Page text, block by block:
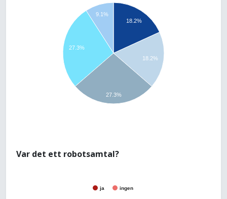
18.2%
18.2%
9.1%
27.3%
27.3%
Var det ett robotsamtal?
ja ingen